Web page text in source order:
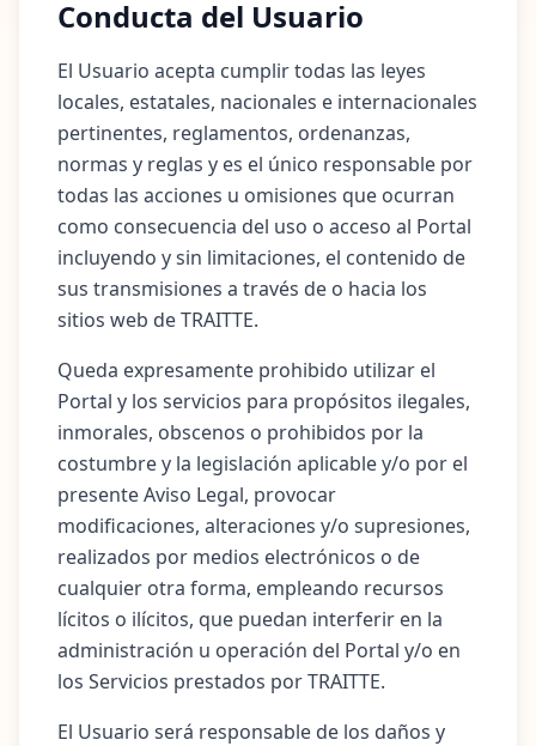
Conducta del Usuario
El Usuario acepta cumplir todas las leyes
locales, estatales, nacionales e internacionales
pertinentes, reglamentos, ordenanzas,
normas y reglas y es el único responsable por
todas las acciones u omisiones que ocurran
como consecuencia del uso o acceso al Portal
incluyendo y sin limitaciones, el contenido de
sus transmisiones a través de o hacia los
sitios web de TRAITTE.
Queda expresamente prohibido utilizar el
Portal y los servicios para propósitos ilegales,
inmorales, obscenos o prohibidos por la
costumbre y la legislación aplicable y/o por el
presente Aviso Legal, provocar
modificaciones, alteraciones y/o supresiones,
realizados por medios electrónicos o de
cualquier otra forma, empleando recursos
lícitos o ilícitos, que puedan interferir en la
administración u operación del Portal y/o en
los Servicios prestados por TRAITTE.
El Usuario será responsable de los daños y